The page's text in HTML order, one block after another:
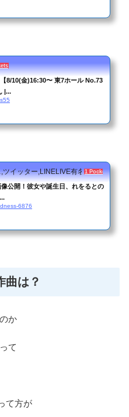
8/10(金)16:30〜 東7ホール No.73
|...
イッター,LINELIVE有名人の大辞典！
1 Pocket
公開！彼女や誕生日、れをるとの
6876
曲は？
か
て
て方が